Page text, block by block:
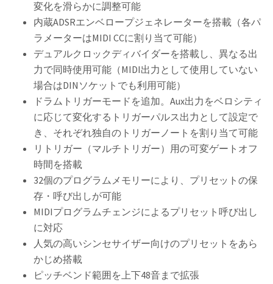
変化を滑らかに調整可能
内蔵ADSRエンベロープジェネレーターを搭載（各パ
ラメーターはMIDI CCに割り当て可能）
デュアルクロックディバイダーを搭載し、異なる出
力で同時使用可能（MIDI出力として使用していない
場合はDINソケットでも利用可能）
ドラムトリガーモードを追加。Aux出力をベロシティ
に応じて変化するトリガーパルス出力として設定で
き、それぞれ独自のトリガーノートを割り当て可能
リトリガー（マルチトリガー）用の可変ゲートオフ
時間を搭載
32個のプログラムメモリーにより、プリセットの保
存・呼び出しが可能
MIDIプログラムチェンジによるプリセット呼び出し
に対応
人気の高いシンセサイザー向けのプリセットをあら
かじめ搭載
ピッチベンド範囲を上下48音まで拡張